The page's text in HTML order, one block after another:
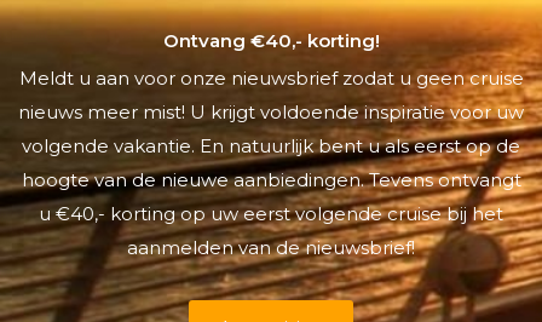
Ontvang €40,- korting!
Meldt u aan voor onze nieuwsbrief zodat u geen cruise
nieuws meer mist! U krijgt voldoende inspiratie voor uw
volgende vakantie. En natuurlijk bent u als eerst op de
hoogte van de nieuwe aanbiedingen. Tevens ontvangt
u €40,- korting op uw eerst volgende cruise bij het
aanmelden van de nieuwsbrief!